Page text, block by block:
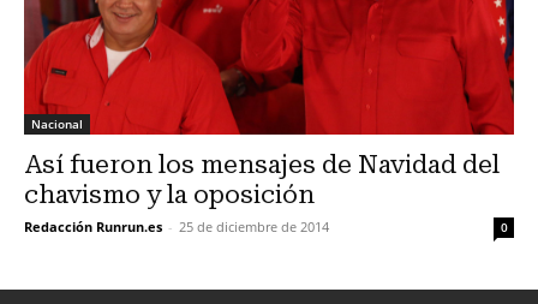
Nacional
Así fueron los mensajes de Navidad del
chavismo y la oposición
Redacción Runrun.es - 25 de diciembre de 2014 0